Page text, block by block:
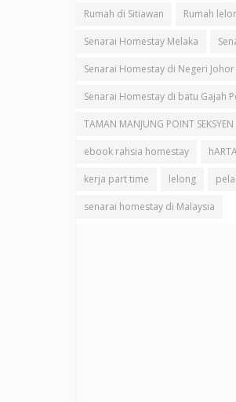
Rumah di Sitiawan Rumah
Senarai Homestay Melaka
Senarai Homestay di Negeri Johor
Senarai Homestay di batu Gajah
TAMAN MANJUNG POINT SEKSYEN
ebook rahsia homestay
kerja part time lelong
senarai homestay di Malaysia